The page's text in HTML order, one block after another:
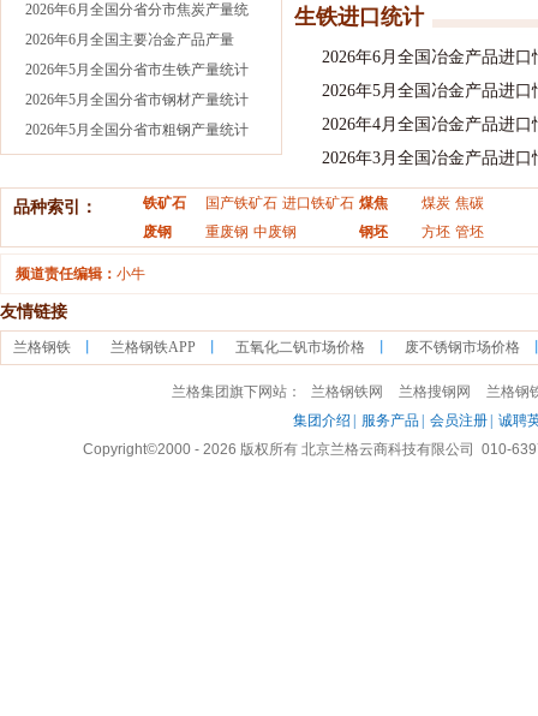
2026年6月全国分省分市焦炭产量统
2026年6月全国主要冶金产品产量
2026年5月全国分省市生铁产量统计
2026年5月全国分省市钢材产量统计
2026年5月全国分省市粗钢产量统计
生铁进口统计
2026年6月全国冶金产品进口
2026年5月全国冶金产品进口
2026年4月全国冶金产品进口
2026年3月全国冶金产品进口
品种索引： 铁矿石 国产铁矿石 进口铁矿石
废钢
重废钢 中废钢
煤焦 煤炭 焦碳
钢坯
方坯 管坯
频道责任编辑： 小牛
友情链接
兰格钢铁 兰格钢铁APP 五氧化二钒市场价格 废不锈钢市场价格